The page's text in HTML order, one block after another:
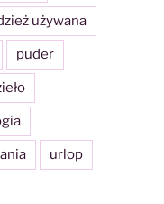
używana
puder
urlop